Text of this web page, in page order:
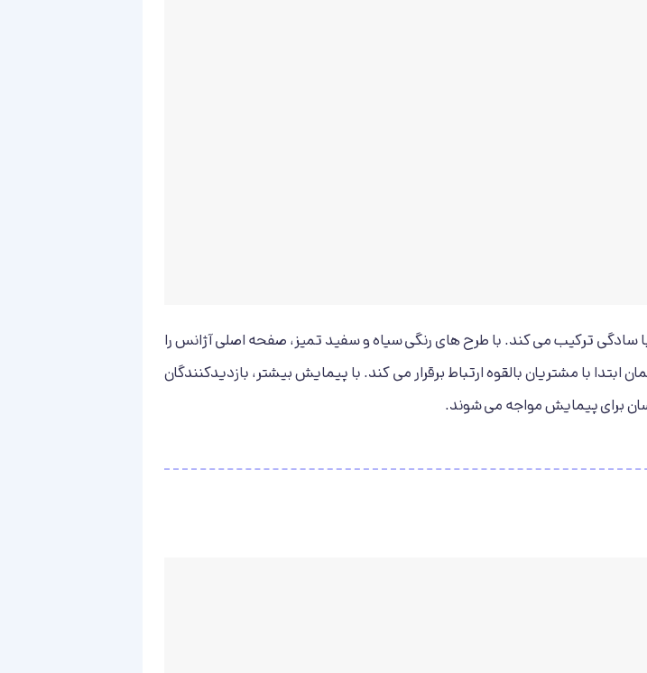
سادگی ترکیب می کند. با طرح های رنگی سیاه و سفید تمیز، صفحه اصلی آژانس را
با مشتریان بالقوه ارتباط برقرار می کند. با پیمایش بیشتر، بازدیدکنندگان
برای پیمایش مواجه می شوند.